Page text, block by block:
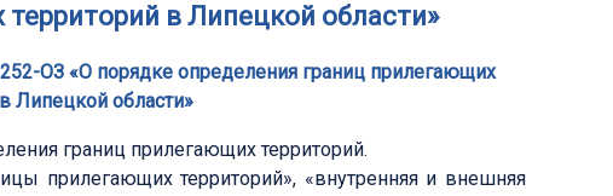
в Липецкой области»
ОЗ «О порядке определения границ прилегающих
Липецкой области»
границ прилегающих территорий.
прилегающих территорий», «внутренняя и внешняя